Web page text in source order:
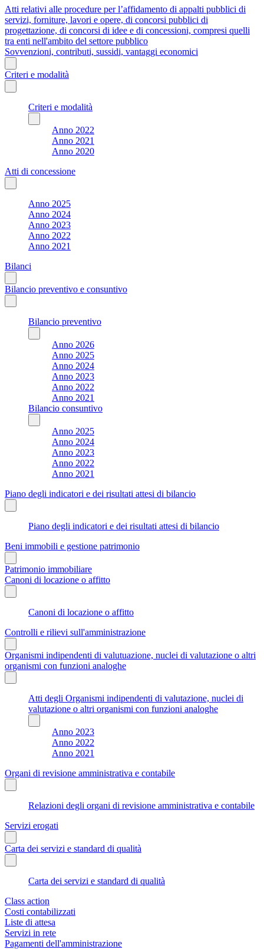
Atti relativi alle procedure per l’affidamento di appalti pubblici di
servizi, forniture, lavori e opere, di concorsi pubblici di
progettazione, di concorsi di idee e di concessioni, compresi quelli
tra enti nell'ambito del settore pubblico
Sovvenzioni, contributi, sussidi, vantaggi economici
Criteri e modalità
Criteri e modalità
Anno 2022
Anno 2021
Anno 2020
Atti di concessione
Anno 2025
Anno 2024
Anno 2023
Anno 2022
Anno 2021
Bilanci
Bilancio preventivo e consuntivo
Bilancio preventivo
Anno 2026
Anno 2025
Anno 2024
Anno 2023
Anno 2022
Anno 2021
Bilancio consuntivo
Anno 2025
Anno 2024
Anno 2023
Anno 2022
Anno 2021
Piano degli indicatori e dei risultati attesi di bilancio
Piano degli indicatori e dei risultati attesi di bilancio
Beni immobili e gestione patrimonio
Patrimonio immobiliare
Canoni di locazione o affitto
Canoni di locazione o affitto
Controlli e rilievi sull'amministrazione
Organismi indipendenti di valutuazione, nuclei di valutazione o altri
organismi con funzioni analoghe
Atti degli Organismi indipendenti di valutazione, nuclei di
valutazione o altri organismi con funzioni analoghe
Anno 2023
Anno 2022
Anno 2021
Organi di revisione amministrativa e contabile
Relazioni degli organi di revisione amministrativa e contabile
Servizi erogati
Carta dei servizi e standard di qualità
Carta dei servizi e standard di qualità
Class action
Costi contabilizzati
Liste di attesa
Servizi in rete
Pagamenti dell'amministrazione